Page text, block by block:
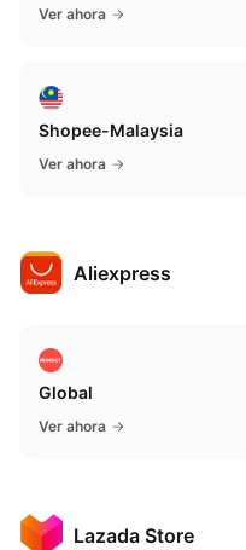
Ver ahora
Shopee-Malaysia
Ver ahora
Aliexpress
Global
Ver ahora
Lazada Store